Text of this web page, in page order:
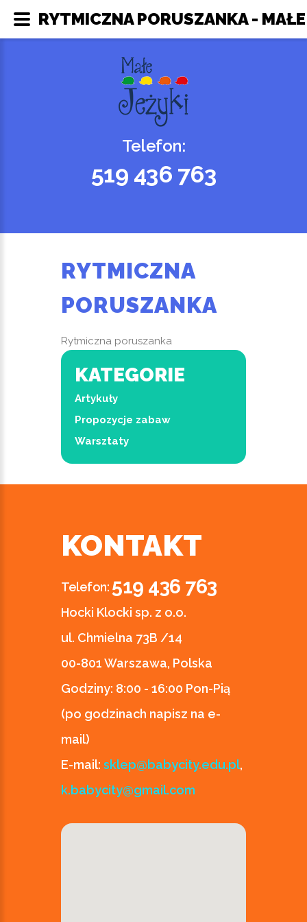
Telefon:
519 436 763
RYTMICZNA
PORUSZANKA
Rytmiczna poruszanka
KATEGORIE
Artykuły
Propozycje zabaw
Warsztaty
KONTAKT
Telefon: 519 436 763
Hocki Klocki sp. z o.o.
ul. Chmielna 73B /14
00-801 Warszawa, Polska
Godziny: 8:00 - 16:00 Pon-Pią
(po godzinach napisz na e-
mail)
E-mail: sklep@babycity.edu.pl,
k.babycity@gmail.com
RYTMICZNA PORUSZANKA -